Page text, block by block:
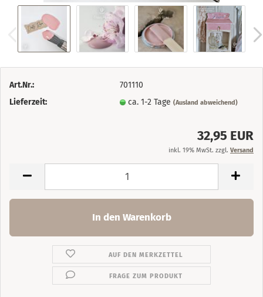
Art.Nr.:
701110
Lieferzeit:
ca. 1-2 Tage(Ausland abweichend)
32,95 EUR
inkl. 19% MwSt. zzgl. Versand
AUF DEN MERKZETTEL
FRAGE ZUM PRODUKT